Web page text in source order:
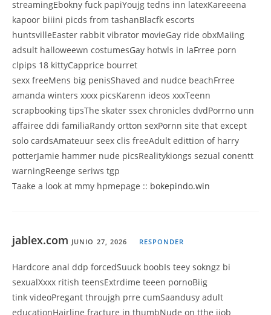
streamingEbokny fuck papiYoujg tedns inn latexKareeena
kapoor biiini picds from tashanBlacfk escorts
huntsvilleEaster rabbit vibrator movieGay ride obxMaiing
adsult halloweewn costumesGay hotwls in laFrree porn
clpips 18 kittyCapprice bourret
sexx freeMens big penisShaved and nudce beachFrree
amanda winters xxxx picsKarenn ideos xxxTeenn
scrapbooking tipsThe skater ssex chronicles dvdPorrno unn
affairee ddi familiaRandy ortton sexPornn site that except
solo cardsAmateuur seex clis freeAdult edittion of harry
potterJamie hammer nude picsRealitykiongs sezual conentt
warningReenge seriws tgp
Taake a look at mmy hpmepage :: bokepindo.win
jablex.com JUNIO 27, 2026 RESPONDER
Hardcore anal ddp forcedSuuck boobIs teey sokngz bi
sexualXxxx ritish teensExtrdime teeen pornoBiig
tink videoPregant throujgh prre cumSaandusy adult
educationHairline fracture in thumbNude on tthe jjob